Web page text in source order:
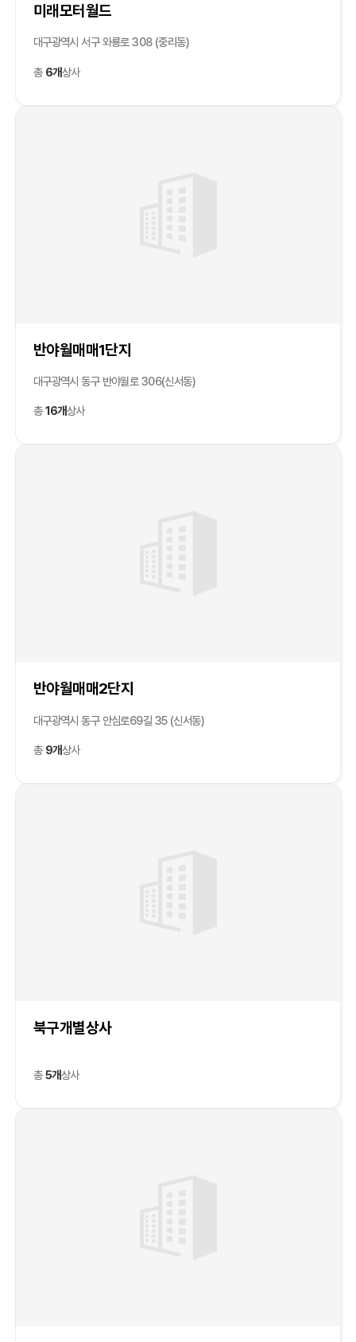
미래모터월드
대구광역시 서구 와룡로 308 (중리동)
총 6개상사
반야월매매1단지
대구광역시 동구 반야월로 306(신서동)
총16개상사
반야월매매2단지
대구광역시 동구 안심로69길 35 (신서동)
총 9개상사
북구개별상사
총5개상사